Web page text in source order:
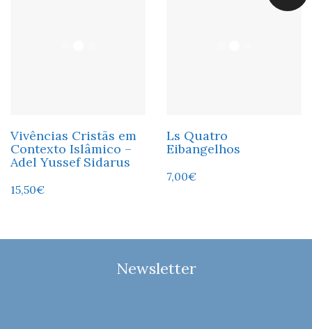
Vivências Cristãs em
Contexto Islâmico –
Adel Yussef Sidarus
15,50€
Ls Quatro
Eibangelhos
7,00€
Newsletter